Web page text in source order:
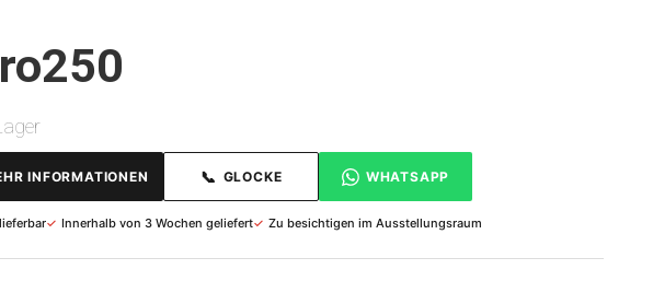
250
INFORMATIONEN 📞 GLOCKE WHATSAPP
✓ Innerhalb von 3 Wochen geliefert✓ Zu besichtigen im Ausstellungsraum